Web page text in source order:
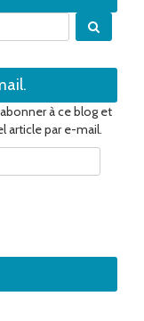
à ce blog et
article par e-mail.